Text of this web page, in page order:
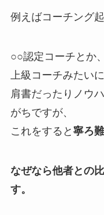
例えばコーチング
○○認定コーチとか、
上級コーチみたいに
肩書だったりノウ
がちですが、
これをすると 寧ろ
なぜなら他者との
す。